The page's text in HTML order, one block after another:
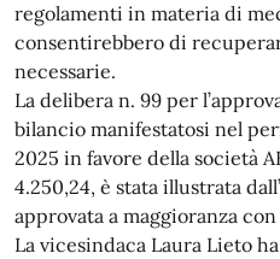
regolamenti in materia di
consentirebbero di
necessarie.
La delibera n. 99 per
bilancio manifestatosi nel
2025 in favore della società
4.250,24, è stata illustrata
approvata a maggioranza con
La vicesindaca Laura Lieto